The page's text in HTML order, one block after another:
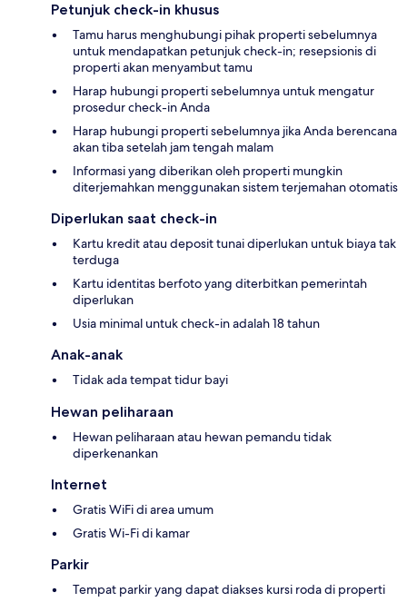
Petunjuk check-in khusus
Tamu harus menghubungi pihak properti sebelumnya
untuk mendapatkan petunjuk check-in; resepsionis di
properti akan menyambut tamu
Harap hubungi properti sebelumnya untuk mengatur
prosedur check-in Anda
Harap hubungi properti sebelumnya jika Anda berencana
akan tiba setelah jam tengah malam
Informasi yang diberikan oleh properti mungkin
diterjemahkan menggunakan sistem terjemahan otomatis
Diperlukan saat check-in
Kartu kredit atau deposit tunai diperlukan untuk biaya tak
terduga
Kartu identitas berfoto yang diterbitkan pemerintah
diperlukan
Usia minimal untuk check-in adalah 18 tahun
Anak-anak
Tidak ada tempat tidur bayi
Hewan peliharaan
Hewan peliharaan atau hewan pemandu tidak
diperkenankan
Internet
Gratis WiFi di area umum
Gratis Wi-Fi di kamar
Parkir
Tempat parkir yang dapat diakses kursi roda di properti